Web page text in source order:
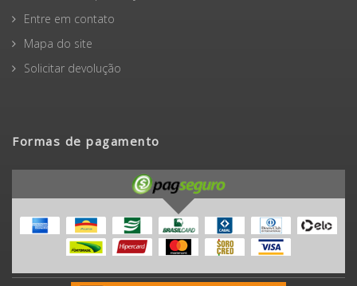
Entre em contato
Mapa do site
Solicitar devolução
Formas de pagamento